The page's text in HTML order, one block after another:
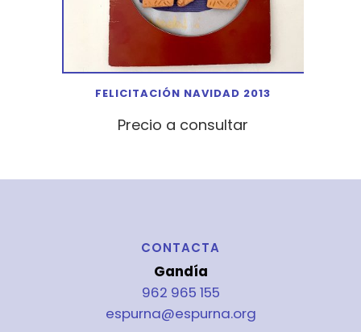
FELICITACIÓN NAVIDAD 2013
Precio a consultar
CONTACTA
Gandía
962 965 155
espurna@espurna.org